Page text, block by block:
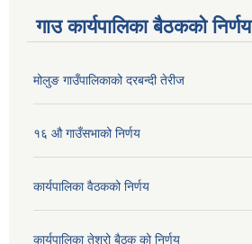
गाउ कार्यपालिका बैठकको निर्णय
मोलुङ गाउँपालिकाको दरबन्दी तेरीज
१६ औ गाउँसभाको निर्णय
कार्यपालिका वैठकको निर्णय
कार्यपालिका तेश्रो बैठक को निर्णय